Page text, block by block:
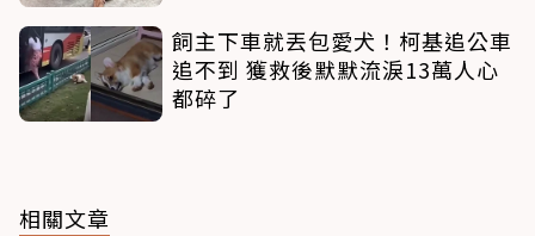
飼主下車就丟包愛犬！柯基追公車
追不到 獲救後默默流淚13萬人心
都碎了
相關文章